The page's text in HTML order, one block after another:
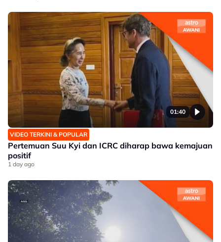
01:40
VIDEO TERKINI & POPULAR
Pertemuan Suu Kyi dan ICRC diharap bawa kemajuan
positif
1 day ago